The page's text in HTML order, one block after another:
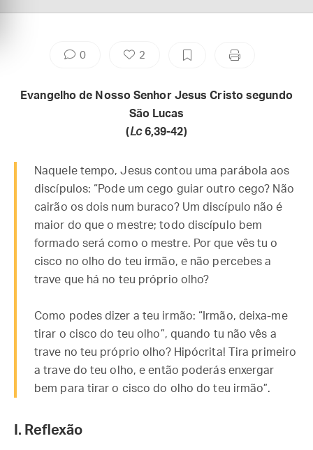
0 2
Evangelho de Nosso Senhor Jesus Cristo segundo
São Lucas
(Lc6,39-42)
Naquele tempo, Jesus contou uma parábola aos
discípulos: “Pode um cego guiar outro cego? Não
cairão os dois num buraco? Um discípulo não é
maior do que o mestre; todo discípulo bem
formado será como o mestre. Por que vês tu o
cisco no olho do teu irmão, e não percebes a
trave que há no teu próprio olho?
Como podes dizer a teu irmão: “Irmão, deixa-me
tirar o cisco do teu olho”, quando tu não vês a
trave no teu próprio olho? Hipócrita! Tira primeiro
a trave do teu olho, e então poderás enxergar
bem para tirar o cisco do olho do teu irmão”.
I. Reflexão